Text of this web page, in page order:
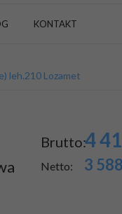
KONTAKT
leh.210 Lozamet
Brutto:4
Netto: 3